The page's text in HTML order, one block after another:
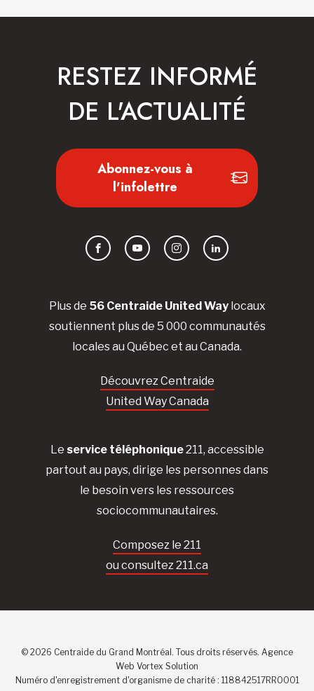
Plus de 56 Centraide United Waylocaux
soutiennent plus de 5 000 communautés
locales au Québec et au Canada.
Découvrez Centraide
United Way Canada
Le service téléphonique211, accessible
partout au pays, dirige les personnes dans
le besoin vers les ressources
sociocommunautaires.
Composez le 211
ou consultez 211.ca
RESTEZ INFORMÉ
DE L'ACTUALITÉ
Abonnez-vous à
l'infolettre
FacebookYouTubeInstagramLinkedIn
© 2026 Centraide du Grand Montréal. Tous droits réservés. Agence
Web Vortex Solution
Numéro d'enregistrement d'organisme de charité : 118842517RR0001